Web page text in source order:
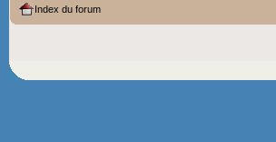
Index du forum